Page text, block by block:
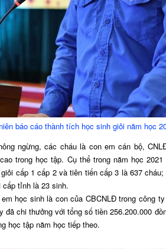
báo cáo thành tích học sinh giỏi năm học
ngừng, các cháu là con em cán bộ,
trong học tập. Cụ thể trong năm học
cấp 1 cấp 2 và tiên tiến cấp 3 là 637
cấp tỉnh là 23 sinh.
học sinh là con của CBCNLĐ trong công
đã chi thưởng với tổng số tiền 256.200.000
học tập năm học tiếp theo.